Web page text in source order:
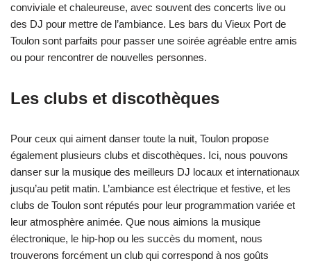
conviviale et chaleureuse, avec souvent des concerts live ou
des DJ pour mettre de l’ambiance. Les bars du Vieux Port de
Toulon sont parfaits pour passer une soirée agréable entre amis
ou pour rencontrer de nouvelles personnes.
Les clubs et discothèques
Pour ceux qui aiment danser toute la nuit, Toulon propose
également plusieurs clubs et discothèques. Ici, nous pouvons
danser sur la musique des meilleurs DJ locaux et internationaux
jusqu’au petit matin. L’ambiance est électrique et festive, et les
clubs de Toulon sont réputés pour leur programmation variée et
leur atmosphère animée. Que nous aimions la musique
électronique, le hip-hop ou les succès du moment, nous
trouverons forcément un club qui correspond à nos goûts